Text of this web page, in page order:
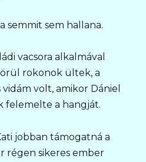
semmit sem hallana.
vacsora alkalmával
rokonok ültek, a
volt, amikor Dániel
felemelte a hangját.
jobban támogatná a
régen sikeres ember